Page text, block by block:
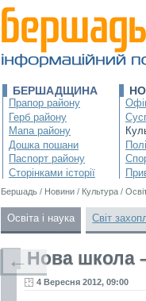
БЕРШАДЩИНА
Прапор району
Герб району
Мапа району
Дошка пошани
Паспорт району
Сторінками історії
Бершадь / Новини / Культура /
Освіта і наука Світ
Нова школа
4 Вересня 2012, 09:00
←